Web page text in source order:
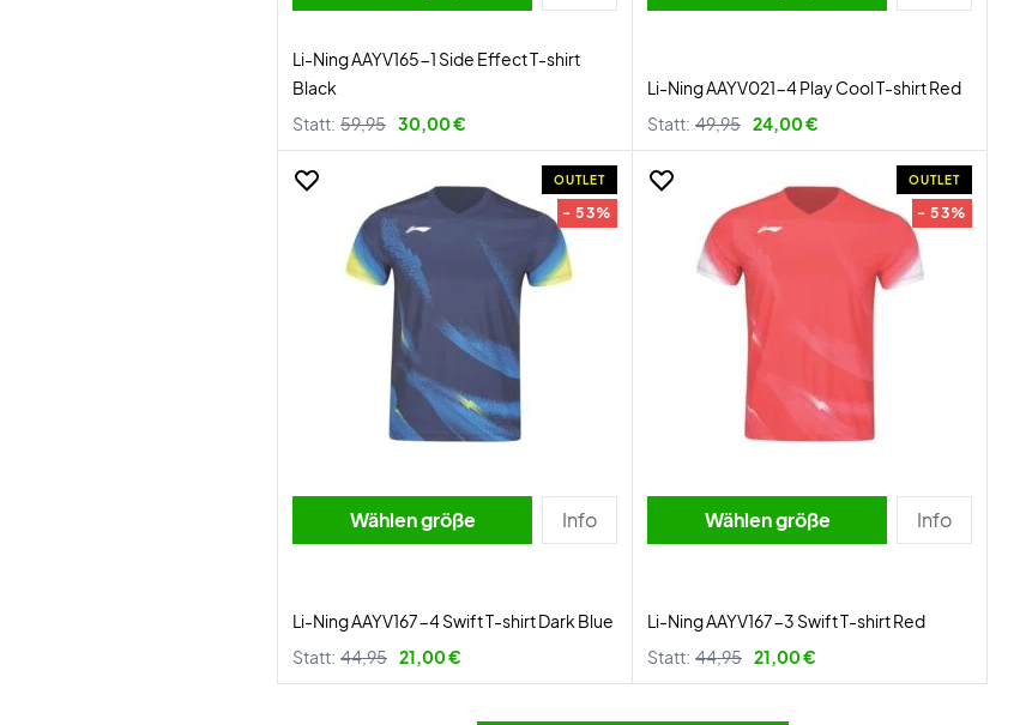
Li-Ning AAYV165-1 Side Effect T-shirt
Black
Statt: 59,95 30,00 €
Li-Ning AAYV021-4 Play Cool T-shirt Red
Statt: 49,95 24,00 €
OUTLET
- 53%
Wählen größe Info
Li-Ning AAYV167-4 Swift T-shirt Dark Blue
Statt: 44,95 21,00 €
OUTLET
- 53%
Wählen größe Info
Li-Ning AAYV167-3 Swift T-shirt Red
Statt: 44,95 21,00 €